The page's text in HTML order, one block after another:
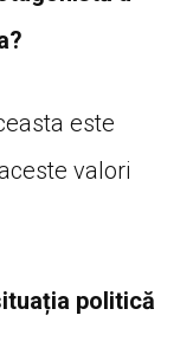
este
valori
politică